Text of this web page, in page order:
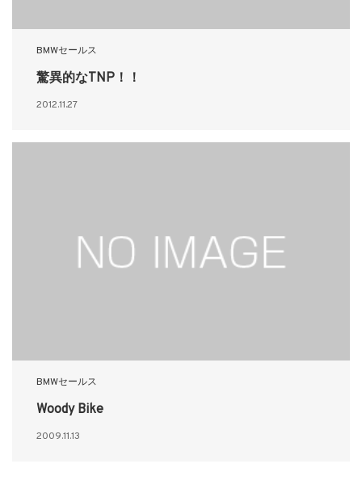
BMWセールス
驚異的なTNP！！
2012.11.27
BMWセールス
Woody Bike
2009.11.13